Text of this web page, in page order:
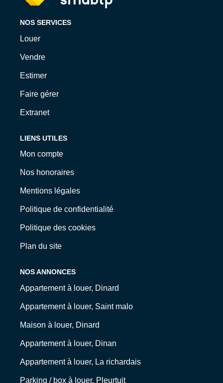
EXTRANET
NOS SERVICES
Louer
Vendre
Estimer
Faire gérer
Extranet
LIENS UTILES
Mon compte
Nos honoraires
Mentions légales
Politique de confidentialité
Politique des cookies
Plan du site
NOS ANNONCES
Appartement à louer, Dinard
Appartement à louer, Saint malo
Maison à louer, Dinard
Appartement à louer, Dinan
Appartement à louer, La richardais
Parking / box à louer, Pleurtuit